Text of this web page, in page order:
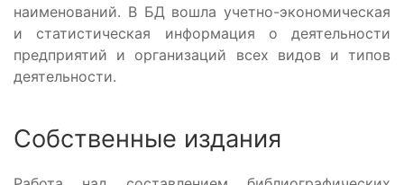
наименований. В БД вошла учетно-экономическая
и статистическая информация о деятельности
предприятий и организаций всех видов и типов
деятельности.
Собственные издания